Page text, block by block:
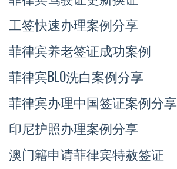
工签快速办理案例分享
菲律宾养老签证成功案例
菲律宾BLO洗白案例分享
菲律宾办理中国签证案例分享
印尼护照办理案例分享
澳门籍申请菲律宾特赦签证